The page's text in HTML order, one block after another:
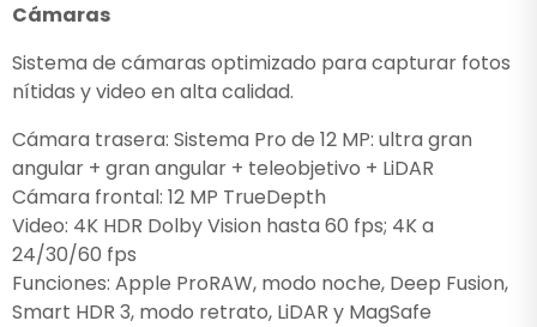
Cámaras
Sistema de cámaras optimizado para capturar fotos
nítidas y video en alta calidad.
Cámara trasera: Sistema Pro de 12 MP: ultra gran
angular + gran angular + teleobjetivo + LiDAR
Cámara frontal: 12 MP TrueDepth
Video: 4K HDR Dolby Vision hasta 60 fps; 4K a
24/30/60 fps
Funciones: Apple ProRAW, modo noche, Deep Fusion,
Smart HDR 3, modo retrato, LiDAR y MagSafe